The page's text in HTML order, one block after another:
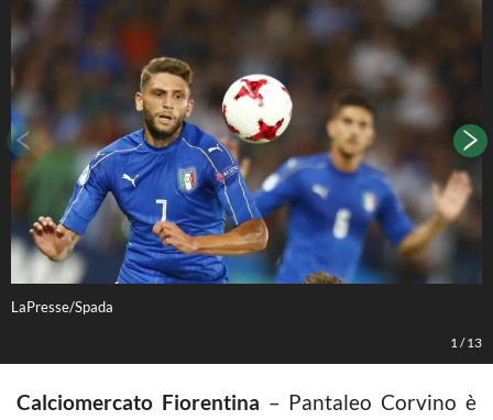
LaPresse/Spada
1 /13
Calciomercato Fiorentina – Pantaleo Corvino è